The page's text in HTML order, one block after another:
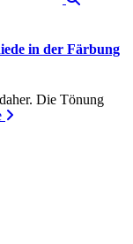
in der Färbung
Die Tönung